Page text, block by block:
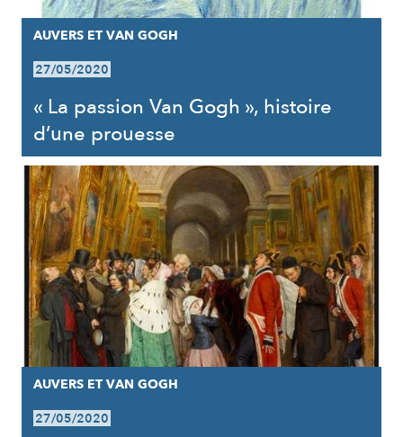
AUVERS ET VAN GOGH
27/05/2020
« La passion Van Gogh », histoire
d’une prouesse
AUVERS ET VAN GOGH
27/05/2020